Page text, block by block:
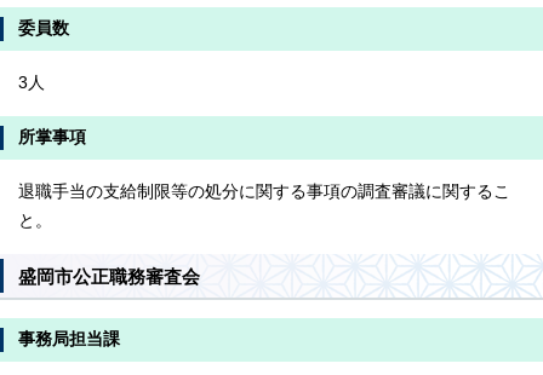
委員数
3人
所掌事項
退職手当の支給制限等の処分に関する事項の調査審議に関するこ
と。
盛岡市公正職務審査会
事務局担当課